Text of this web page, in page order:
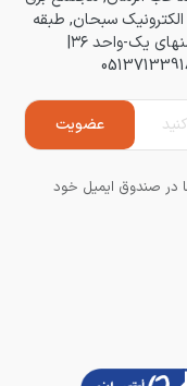
سبحان, طبقه
یک-واحد ۳۶|
در صندوق ایمیل خود